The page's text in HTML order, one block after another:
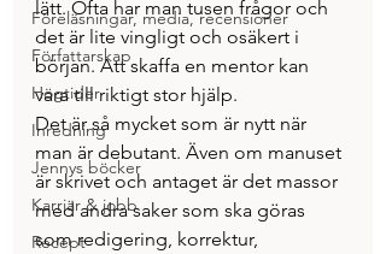
Föreläsningar, media, recensioner
Författarskap
Högtider
Inredning
Jennys böcker
Karriär & jobb
Recept
lätt. Ofta har man tusen frågor och
det är lite vingligt och osäkert i
början. Att skaffa en mentor kan
vara till riktigt stor hjälp.
Det är så mycket som är nytt när
man är debutant. Även om manuset
är skrivet och antaget är det massor
med andra saker som ska göras
som redigering, korrektur,